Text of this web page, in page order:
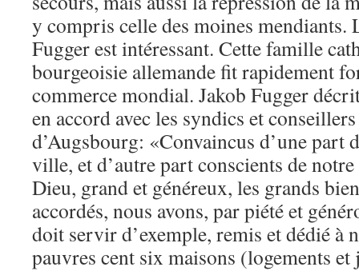
y compris celle des moines mendiants.
Fugger est intéressant. Cette famille
bourgeoisie allemande fit rapidement
commerce mondial. Jakob Fugger
en accord avec les syndics et
d’Augsbourg: «Convaincus d’une part
ville, et d’autre part conscients de
Dieu, grand et généreux, les grands
accordés, nous avons, par piété et
doit servir d’exemple, remis et dédié à
pauvres cent six maisons (logements